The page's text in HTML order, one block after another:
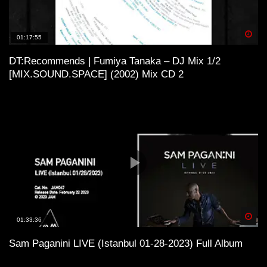
Was macht Technasia so besonders?
Wie passt Resistance Ibiza in die Technoszene?
Wie beeinflusst das Publikum die Musik von
Technasia?
FAZIT
01:17:55
DT:Recommends | Fumiya Tanaka – DJ Mix 1/2
[MIX.SOUND.SPACE] (2002) Mix CD 2
01:33:36
Sam Paganini LIVE (Istanbul 01-28-2023) Full Album